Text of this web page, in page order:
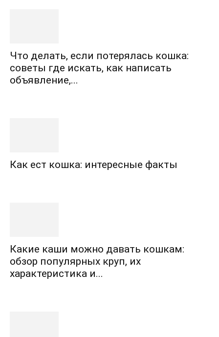
Что делать, если потерялась кошка:
советы где искать, как написать
объявление,...
Как ест кошка: интересные факты
Какие каши можно давать кошкам:
обзор популярных круп, их
характеристика и...